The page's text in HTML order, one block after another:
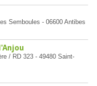
Semboules - 06600 Antibes
/ RD 323 - 49480 Saint-